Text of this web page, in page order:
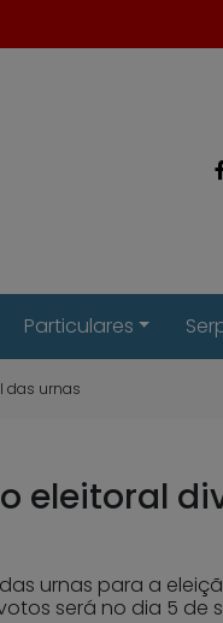
Particulares
das urnas
eleitoral
urnas para a
será no dia 5